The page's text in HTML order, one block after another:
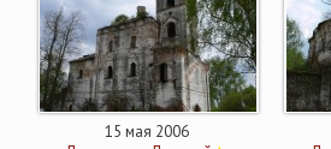
15 мая 2006